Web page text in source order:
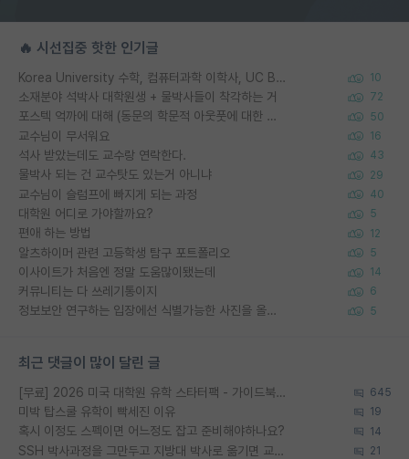
🔥 시선집중 핫한 인기글
Korea University 수학, 컴퓨터과학 이학사, UC Berkeley 산업공학 대학원 공학박사가 되는 것은 쉽지 않겠죠? 10
소재분야 석박사 대학원생 + 물박사들이 착각하는 거 72
포스텍 억까에 대해 (동문의 학문적 아웃풋에 대한 반박) 50
교수님이 무서워요 16
석사 받았는데도 교수랑 연락한다. 43
물박사 되는 건 교수탓도 있는거 아니냐 29
교수님이 슬럼프에 빠지게 되는 과정 40
대학원 어디로 가야할까요? 5
편애 하는 방법 12
알츠하이머 관련 고등학생 탐구 포트폴리오 5
이사이트가 처음엔 정말 도움많이됐는데 14
커뮤니티는 다 쓰레기통이지 6
정보보안 연구하는 입장에선 식별가능한 사진을 올리는건 비추이긴함 5
최근 댓글이 많이 달린 글
[무료] 2026 미국 대학원 유학 스타터팩 - 가이드북 & 합격자 컨택메일 템플릿 645
미박 탑스쿨 유학이 빡세진 이유 19
혹시 이정도 스펙이면 어느정도 잡고 준비해야하나요? 14
SSH 박사과정을 그만두고 지방대 박사로 옮기면 교수의 꿈은 끝일까요? 21